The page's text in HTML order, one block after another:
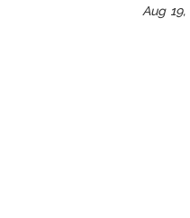
Aug 19,